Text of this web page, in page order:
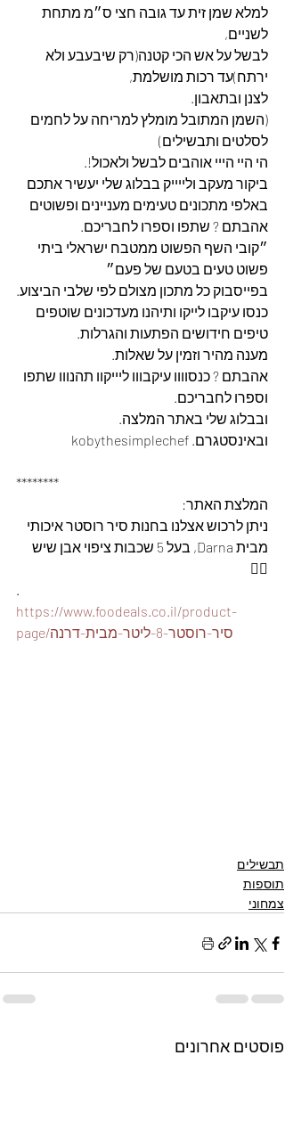
למלא שמן זית עד גובה חצי ס״מ מתחת
לשניים,
לבשל על אש הכי קטנה(רק שיבעבע ולא
ירתח)עד רכות מושלמת,
לצנן ובתאבון.
(השמן המתובל מומלץ למריחה על לחמים
לסלטים ותבשילים)
הי היי הייי אוהבים לבשל ולאכול!.
ביקור מעקב ולייייק בבלוג שלי יעשיר אתכם
באלפי מתכונים טעימים מעניינים ופשוטים
אהבתם ? שתפו וספרו לחבריכם.
״קובי השף הפשוט ממטבח ישראלי ביתי
פשוט טעים בטעם של פעם״
בפייסבוק כל מתכון מצולם לפי שלבי הביצוע.
כנסו עיקבו לייקו ותיהנו מעדכונים שוטפים
טיפים חידושים הפתעות והגרלות.
מענה מהיר וזמין על שאלות.
אהבתם ? כנסוווו עיקבווו ליייקוו תהנווו שתפו
וספרו לחבריכם.
ובבלוג שלי באתר המלצה.
ובאינסטגרם. kobythesimplechef
********
המלצת האתר:
ניתן לרכוש אצלנו בחנות סיר רוסטר איכותי
מבית Darna, בעל 5 שכבות ציפוי אבן שיש
👇🏽
.
https://www.foodeals.co.il/product-
page/סיר-רוסטר-8-ליטר-מבית-דרנה
תבשילים
תוספות
צמחוני
פוסטים אחרונים